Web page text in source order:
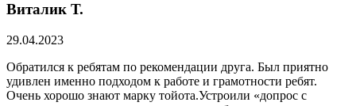
Виталик Т.
29.04.2023
Обратился к ребятам по рекомендации друга. Был приятно
удивлен именно подходом к работе и грамотности ребят.
Очень хорошо знают марку тойота.Устроили «допрос с